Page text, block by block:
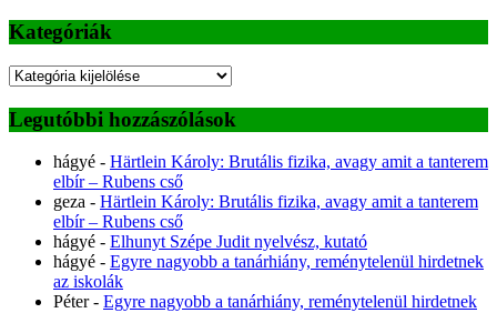
Kategóriák
Kategóriák
Legutóbbi hozzászólások
hágyé - Härtlein Károly: Brutális fizika, avagy amit a tanterem
elbír – Rubens cső
geza - Härtlein Károly: Brutális fizika, avagy amit a tanterem
elbír – Rubens cső
hágyé - Elhunyt Szépe Judit nyelvész, kutató
hágyé - Egyre nagyobb a tanárhiány, reménytelenül hirdetnek
az iskolák
Péter- Egyre nagyobb a tanárhiány, reménytelenül hirdetnek